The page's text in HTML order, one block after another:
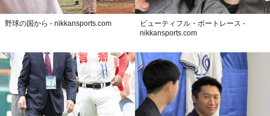
野球の国から - nikkansports.com
ビューティフル・ボートレース -
nikkansports.com